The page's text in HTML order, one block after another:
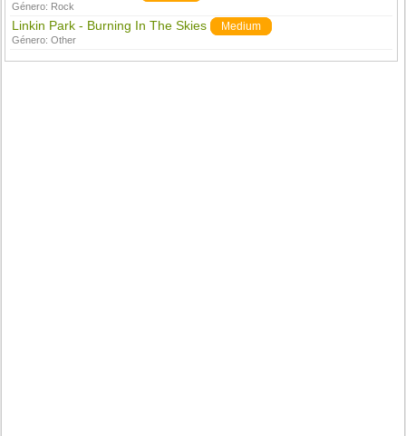
Género: Rock
Linkin Park - Burning In The Skies Medium
Género:Other